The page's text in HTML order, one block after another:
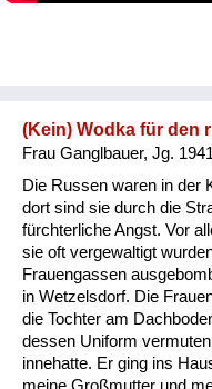
(Kein) Wodka für den
Frau Ganglbauer, Jg. 1941
Die Russen waren in der
dort sind sie durch die
fürchterliche Angst. Vor
sie oft vergewaltigt
Frauengassen
in Wetzelsdorf. Die
die Tochter am
dessen Uniform
innehatte. Er ging ins
meine Großmutter und